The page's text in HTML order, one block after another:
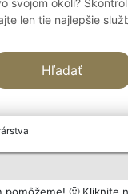
svojom okolí?
len tie najlepšie
Hľadať
Hodnotenie